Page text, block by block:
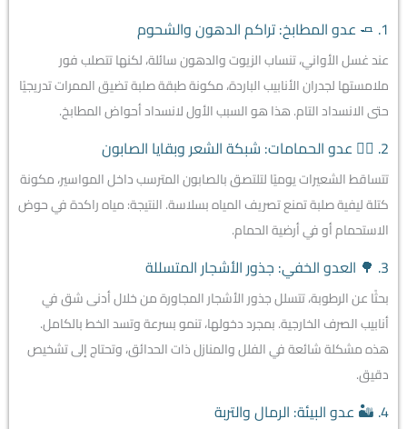
1. 🧈 عدو المطابخ: تراكم الدهون والشحوم
عند غسل الأواني، تنساب الزيوت والدهون سائلة، لكنها تتصلب فور
ملامستها لجدران الأنابيب الباردة، مكونة طبقة صلبة تضيق الممرات تدريجيًا
حتى الانسداد التام. هذا هو السبب الأول لانسداد أحواض المطابخ.
2. 💇‍♀️ عدو الحمامات: شبكة الشعر وبقايا الصابون
تتساقط الشعيرات يوميًا لتلتصق بالصابون المترسب داخل المواسير، مكونة
كتلة ليفية صلبة تمنع تصريف المياه بسلاسة. النتيجة: مياه راكدة في حوض
الاستحمام أو في أرضية الحمام.
3. 🌳 العدو الخفي: جذور الأشجار المتسللة
بحثًا عن الرطوبة، تتسلل جذور الأشجار المجاورة من خلال أدنى شق في
أنابيب الصرف الخارجية. بمجرد دخولها، تنمو بسرعة وتسد الخط بالكامل.
هذه مشكلة شائعة في الفلل والمنازل ذات الحدائق، وتحتاج إلى تشخيص
دقيق.
4. 🏜️ عدو البيئة: الرمال والتربة